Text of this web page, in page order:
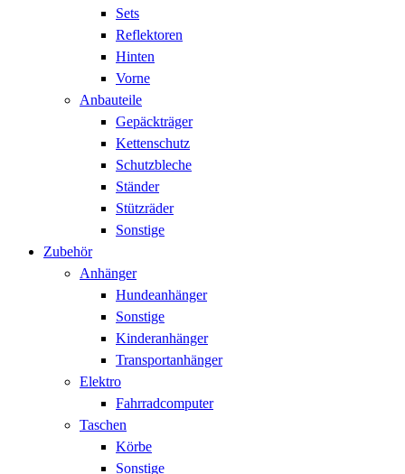
Sets
Reflektoren
Hinten
Vorne
Anbauteile
Gepäckträger
Kettenschutz
Schutzbleche
Ständer
Stützräder
Sonstige
Zubehör
Anhänger
Hundeanhänger
Sonstige
Kinderanhänger
Transportanhänger
Elektro
Fahrradcomputer
Taschen
Körbe
Sonstige